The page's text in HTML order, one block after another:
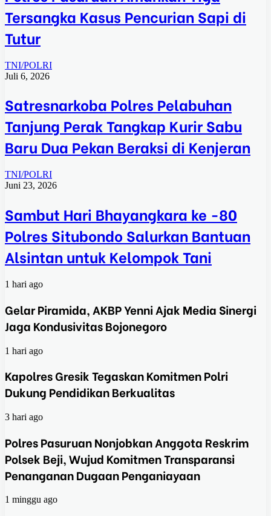
Tersangka Kasus Pencurian Sapi di
Tutur
TNI/POLRI
Juli 6, 2026
Satresnarkoba Polres Pelabuhan
Tanjung Perak Tangkap Kurir Sabu
Baru Dua Pekan Beraksi di Kenjeran
TNI/POLRI
Juni 23, 2026
Sambut Hari Bhayangkara ke -80
Polres Situbondo Salurkan Bantuan
Alsintan untuk Kelompok Tani
1 hari ago
Gelar Piramida, AKBP Yenni Ajak Media Sinergi
Jaga Kondusivitas Bojonegoro
1 hari ago
Kapolres Gresik Tegaskan Komitmen Polri
Dukung Pendidikan Berkualitas
3 hari ago
Polres Pasuruan Nonjobkan Anggota Reskrim
Polsek Beji, Wujud Komitmen Transparansi
Penanganan Dugaan Penganiayaan
1 minggu ago